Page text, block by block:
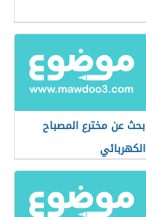
بحث عن مخترع المصباح
الكهربائي